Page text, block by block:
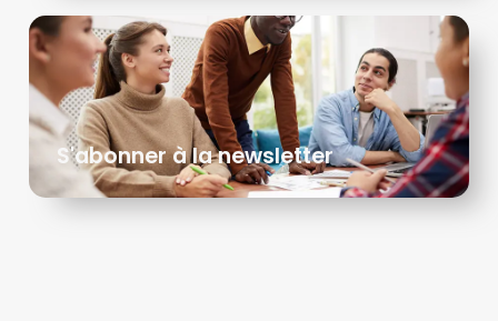
S'abonner à la newsletter